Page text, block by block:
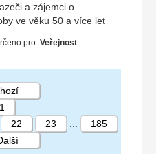
a zájemci o
ve věku 50 a více let
pro: Veřejnost
21 185
1
22 23
185